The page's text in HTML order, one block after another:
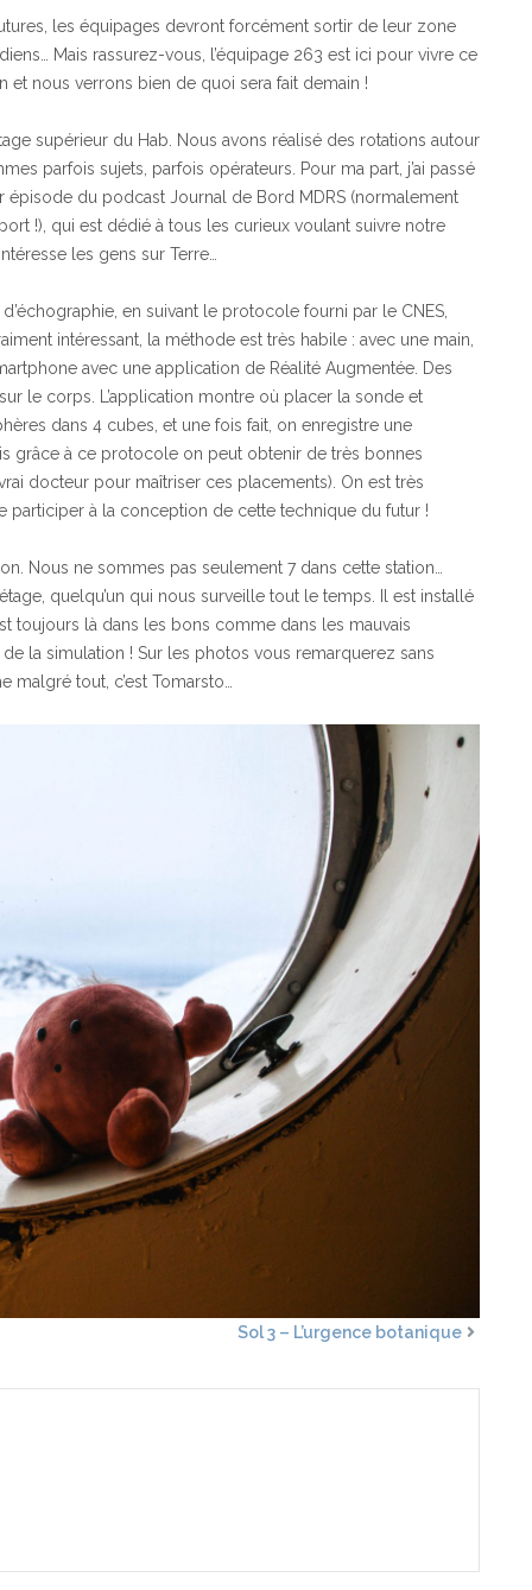
les équipages devront forcément sortir de leur zone
Mais rassurez-vous, l’équipage 263 est ici pour vivre ce
et nous verrons bien de quoi sera fait demain !
supérieur du Hab. Nous avons réalisé des rotations autour
parfois sujets, parfois opérateurs. Pour ma part, j’ai passé
du podcast Journal de Bord MDRS (normalement
!), qui est dédié à tous les curieux voulant suivre notre
les gens sur Terre…
en suivant le protocole fourni par le CNES,
intéressant, la méthode est très habile : avec une main,
avec une application de Réalité Augmentée. Des
le corps. L’application montre où placer la sonde et
dans 4 cubes, et une fois fait, on enregistre une
grâce à ce protocole on peut obtenir de très bonnes
docteur pour maîtriser ces placements). On est très
participer à la conception de cette technique du futur !
Nous ne sommes pas seulement 7 dans cette station…
quelqu’un qui nous surveille tout le temps. Il est installé
toujours là dans les bons comme dans les mauvais
la simulation ! Sur les photos vous remarquerez sans
malgré tout, c’est Tomarsto…
Sol 3 – L’urgence botanique